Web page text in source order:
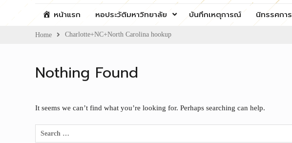
หน้าแรก หอประวัติมหาวิทยาลัย บันทึกเหตุการณ์ นิทรรศการ
Home Charlotte+NC+North Carolina hookup
Nothing Found
It seems we can’t find what you’re looking for. Perhaps searching can help.
Search
for: